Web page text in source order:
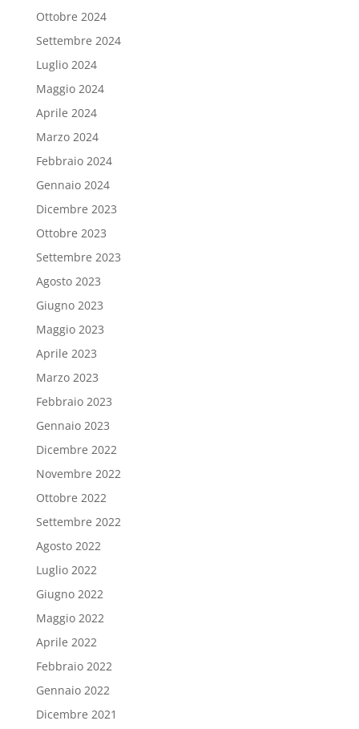
Ottobre 2024
Settembre 2024
Luglio 2024
Maggio 2024
Aprile 2024
Marzo 2024
Febbraio 2024
Gennaio 2024
Dicembre 2023
Ottobre 2023
Settembre 2023
Agosto 2023
Giugno 2023
Maggio 2023
Aprile 2023
Marzo 2023
Febbraio 2023
Gennaio 2023
Dicembre 2022
Novembre 2022
Ottobre 2022
Settembre 2022
Agosto 2022
Luglio 2022
Giugno 2022
Maggio 2022
Aprile 2022
Febbraio 2022
Gennaio 2022
Dicembre 2021